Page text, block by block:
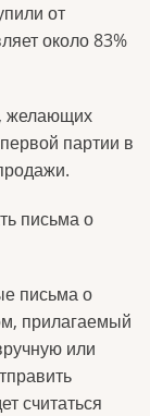
от
около 83%
желающих
партии в
письма о
письма о
прилагаемый
или
считаться